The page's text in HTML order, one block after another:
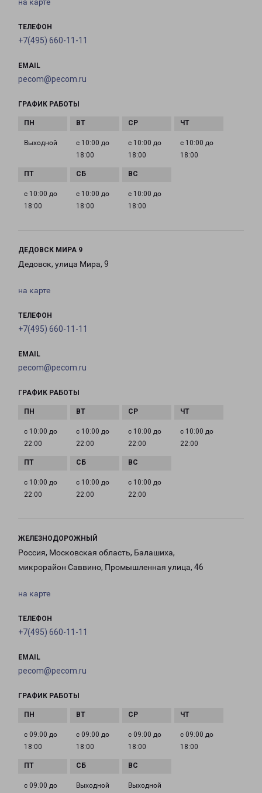
на карте
ТЕЛЕФОН
+7(495) 660-11-11
EMAIL
pecom@pecom.ru
ГРАФИК РАБОТЫ
Выходной
с 10:00 до
18:00
с 10:00 до
18:00
с 10:00 до
18:00
с 10:00 до
18:00
с 10:00 до
18:00
с 10:00 до
18:00
ДЕДОВСК МИРА 9
Дедовск, улица Мира, 9
на карте
ТЕЛЕФОН
+7(495) 660-11-11
EMAIL
pecom@pecom.ru
ГРАФИК РАБОТЫ
с 10:00 до
22:00
с 10:00 до
22:00
с 10:00 до
22:00
с 10:00 до
22:00
с 10:00 до
22:00
с 10:00 до
22:00
с 10:00 до
22:00
ЖЕЛЕЗНОДОРОЖНЫЙ
Россия, Московская область, Балашиха,
микрорайон Саввино, Промышленная улица, 46
на карте
ТЕЛЕФОН
+7(495) 660-11-11
EMAIL
pecom@pecom.ru
ГРАФИК РАБОТЫ
с 09:00 до
18:00
с 09:00 до
18:00
с 09:00 до
18:00
с 09:00 до
18:00
с 09:00 до
Выходной Выходной